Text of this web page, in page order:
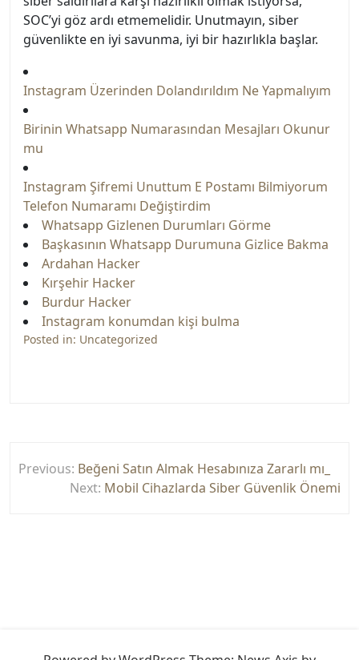
SOC’yi göz ardı etmemelidir. Unutmayın, siber
güvenlikte en iyi savunma, iyi bir hazırlıkla başlar.
Instagram Üzerinden Dolandırıldım Ne Yapmalıyım
Birinin Whatsapp Numarasından Mesajları Okunur
mu
Instagram Şifremi Unuttum E Postamı Bilmiyorum
Telefon Numaramı Değiştirdim
Whatsapp Gizlenen Durumları Görme
Başkasının Whatsapp Durumuna Gizlice Bakma
Ardahan Hacker
Kırşehir Hacker
Burdur Hacker
Instagram konumdan kişi bulma
Posted in: Uncategorized
gezinmesi
Previous: Beğeni Satın Almak Hesabınıza Zararlı mı_
Next: Mobil Cihazlarda Siber Güvenlik Önemi